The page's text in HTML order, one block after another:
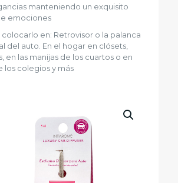
manteniendo un exquisito
emociones
colocarlo en: Retrovisor o la palanca
del auto. En el hogar en clósets,
en las manijas de los cuartos o en
los colegios y más